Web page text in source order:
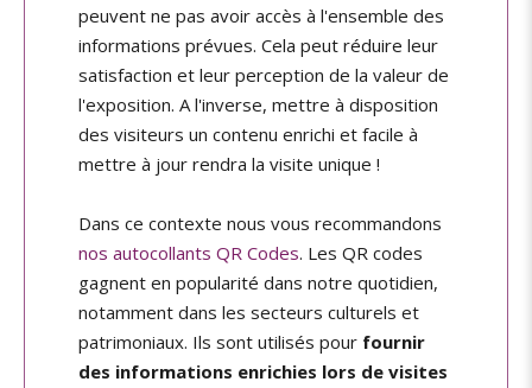
peuvent ne pas avoir accès à l'ensemble des
informations prévues. Cela peut réduire leur
satisfaction et leur perception de la valeur de
l'exposition. A l'inverse, mettre à disposition
des visiteurs un contenu enrichi et facile à
mettre à jour rendra la visite unique !
Dans ce contexte nous vous recommandons
nos autocollants QR Codes. Les QR codes
gagnent en popularité dans notre quotidien,
notamment dans les secteurs culturels et
patrimoniaux. Ils sont utilisés pour fournir
des informations enrichies lors de visites